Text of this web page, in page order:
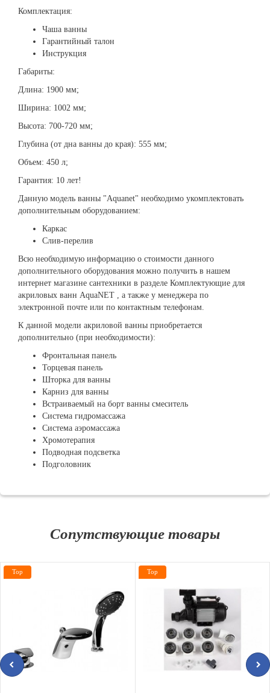
Комплектация:
Чаша ванны
Гарантийный талон
Инструкция
Габариты:
Длина: 1900 мм;
Ширина: 1002 мм;
Высота: 700-720 мм;
Глубина (от дна ванны до края): 555 мм;
Объем: 450 л;
Гарантия: 10 лет!
Данную модель ванны "Aquanet" необходимо укомплектовать
дополнительным оборудованием:
Каркас
Слив-перелив
Всю необходимую информацию о стоимости данного
дополнительного оборудования можно получить в нашем
интернет магазине сантехники в разделе Комплектующие для
акриловых ванн AquaNET , а также у менеджера по
электронной почте или по контактным телефонам.
К данной модели акриловой ванны приобретается
дополнительно (при необходимости):
Фронтальная панель
Торцевая панель
Шторка для ванны
Карниз для ванны
Встраиваемый на борт ванны смеситель
Система гидромассажа
Система аэромассажа
Хромотерапия
Подводная подсветка
Подголовник
Сопутствующие товары
Top Top